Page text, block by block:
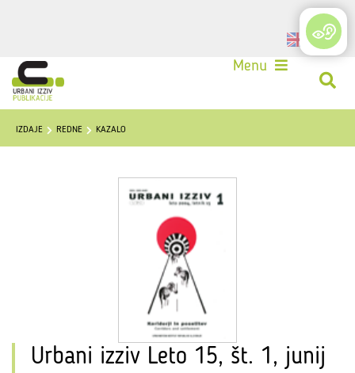
Login
Menu
IZDAJE REDNE KAZALO
Urbani izziv Leto 15, št. 1, junij